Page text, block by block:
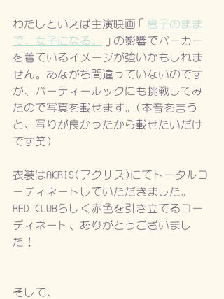
わたしといえば主演映画「
息子のまま
で、女子になる。
」の影響でパーカー
を着ているイメージが強いかもしれま
せん。あながち間違っていないのです
が、パーティールックにも挑戦してみ
たので写真を載せます。(本音を言う
と、写りが良かったから載せたいだけ
です笑)
衣装はAKRIS(アクリス)にてトータルコ
ーディネートしていただきました。
RED CLUBらしく赤色を引き立てるコー
ディネート、ありがとうございまし
た！
そして、